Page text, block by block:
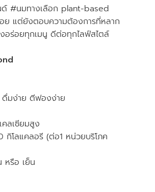
ด์ #นมทางเลือก plant-based
ย แต่ยังตอบความต้องการที่หลาก
อร่อยทุกเมนู ดีต่อทุกไลฟ์สไตล์
มง่าย ตีฟองง่าย
ลเซียมสูง
กิโลแคลอรี (ต่อ1 หน่วยบริโภค
หรือ เย็น